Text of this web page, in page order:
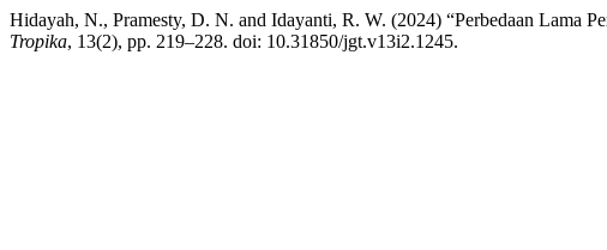
Hidayah, N., Pramesty, D. N. and Idayanti, R. W. (2024) “Perbedaan Lama
Tropika, 13(2), pp. 219–228. doi: 10.31850/jgt.v13i2.1245.